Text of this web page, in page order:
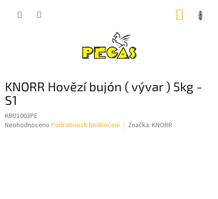
KNORR Hovězí bujón ( vývar ) 5kg -
S1
KBU1003PE
Průměrné
Neohodnoceno Podrobnosti hodnocení Značka: KNORR